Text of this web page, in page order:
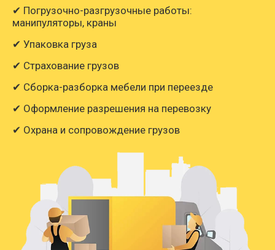
✔ Погрузочно-разгрузочные работы:
манипуляторы, краны
✔ Упаковка груза
✔ Страхование грузов
✔ Сборка-разборка мебели при переезде
✔ Оформление разрешения на перевозку
✔ Охрана и сопровождение грузов